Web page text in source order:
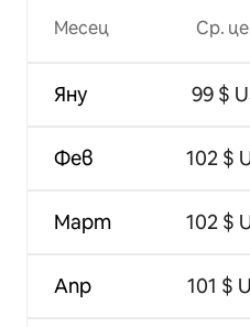
Месец
Яну
Фев
Март
Апр
Ср.
99 $
102 $
102 $
101 $